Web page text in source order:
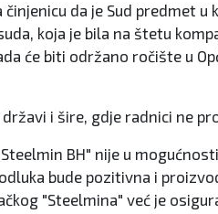
činjenicu da je Sud predmet
koja je bila na štetu
će biti održano ročište u
državi i šire, gdje radnici ne
BH" nije u
bude pozitivna i
"Steelmina" već je